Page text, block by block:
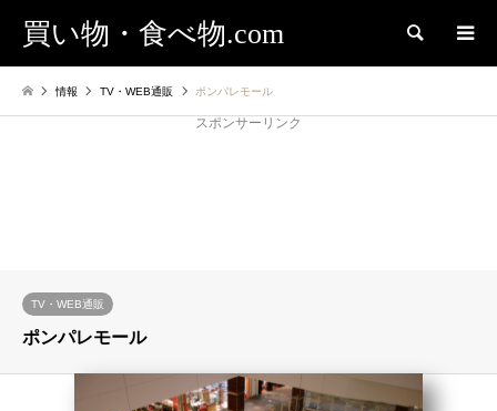
買い物・食べ物.com 検索
情報 TV・WEB通販 ポンパレモール
スポンサーリンク
TV・WEB通販
ポンパレモール